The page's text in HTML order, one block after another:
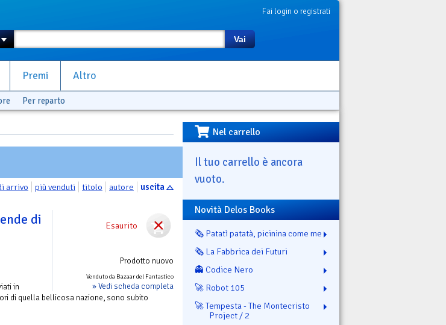
Fai login o registrati
Vai
Premi Altro
Per reparto
arrivo più venduti titolo autore uscita
Esaurito
Prodotto nuovo
Venduto da Bazaar del Fantastico
» Vedi scheda completa
di
in
di quella bellicosa nazione, sono subito
Nel carrello
Il tuo carrello è ancora
vuoto.
Novità Delos Books
🗞️ Patatì patatà, picinina come me
🗞️ La Fabbrica dei Futuri
👻 Codice Nero
🚀 Robot 105
🚀 Tempesta - The Montecristo
Project / 2